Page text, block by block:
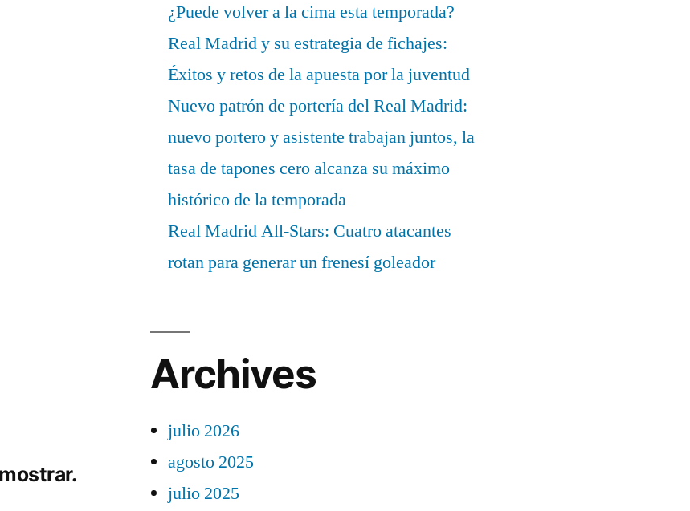
¿Puede volver a la cima esta temporada?
Real Madrid y su estrategia de fichajes:
Éxitos y retos de la apuesta por la juventud
Nuevo patrón de portería del Real Madrid:
nuevo portero y asistente trabajan juntos, la
tasa de tapones cero alcanza su máximo
histórico de la temporada
Real Madrid All-Stars: Cuatro atacantes
rotan para generar un frenesí goleador
Archives
julio 2026
agosto 2025
julio 2025